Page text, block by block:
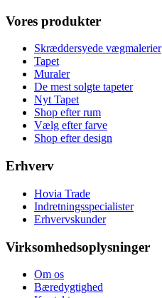
Vores produkter
Skræddersyede vægmalerier
Tapet
Muraler
De mest solgte tapeter
Nyt Tapet
Shop efter rum
Vælg efter farve
Shop efter design
Erhverv
Hovia Trade
Indretningsspecialister
Erhvervskunder
Virksomhedsoplysninger
Om os
Bæredygtighed